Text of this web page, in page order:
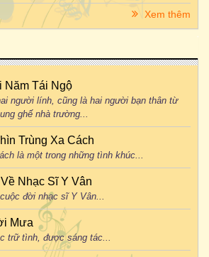
Xem thêm
Năm Tái Ngộ
người lính, cũng là hai người bạn thân từ
ghế nhà trường...
Trùng Xa Cách
là một trong những tình khúc...
Nhạc Sĩ Y Vân
đời nhạc sĩ Y Vân...
Mưa
trữ tình, được sáng tác...